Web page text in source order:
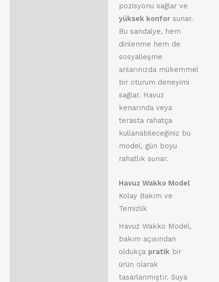
pozisyonu sağlar ve
yüksek konforsunar.
Bu sandalye, hem
dinlenme hem de
sosyalleşme
anlarınızda mükemmel
bir oturum deneyimi
sağlar. Havuz
kenarında veya
terasta rahatça
kullanabileceğiniz bu
model, gün boyu
rahatlık sunar.
Havuz Wakko Model
Kolay Bakım ve
Temizlik
Havuz Wakko Model,
bakım açısından
oldukça pratikbir
ürün olarak
tasarlanmıştır. Suya